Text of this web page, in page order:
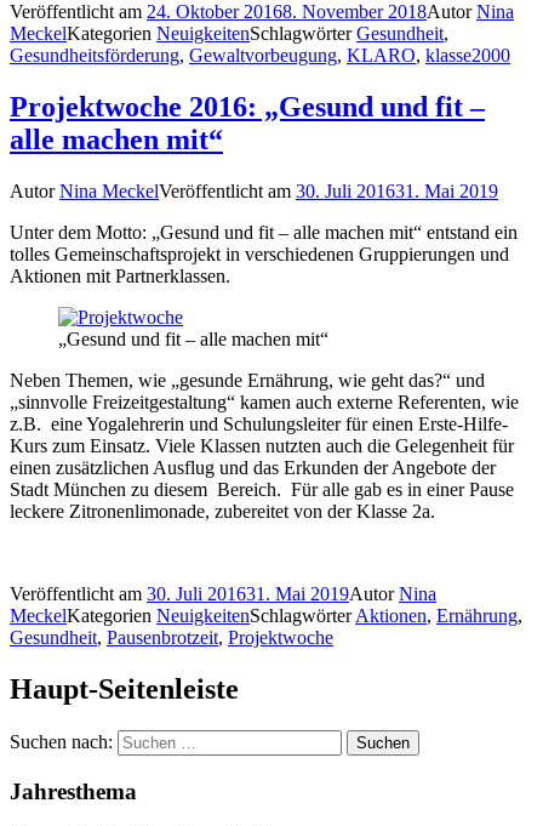
Veröffentlicht am 24. Oktober 20168. November 2018AutorNina
MeckelKategorien NeuigkeitenSchlagwörterGesundheit,
Gesundheitsförderung, Gewaltvorbeugung, KLARO, klasse2000
Projektwoche 2016: „Gesund und fit –
alle machen mit“
AutorNina MeckelVeröffentlicht am 30. Juli 201631. Mai 2019
Unter dem Motto: „Gesund und fit – alle machen mit“ entstand ein
tolles Gemeinschaftsprojekt in verschiedenen Gruppierungen und
Aktionen mit Partnerklassen.
„Gesund und fit – alle machen mit“
Neben Themen, wie „gesunde Ernährung, wie geht das?“ und
„sinnvolle Freizeitgestaltung“ kamen auch externe Referenten, wie
z.B. eine Yogalehrerin und Schulungsleiter für einen Erste-Hilfe-
Kurs zum Einsatz. Viele Klassen nutzten auch die Gelegenheit für
einen zusätzlichen Ausflug und das Erkunden der Angebote der
Stadt München zu diesem Bereich. Für alle gab es in einer Pause
leckere Zitronenlimonade, zubereitet von der Klasse 2a.
Veröffentlicht am 30. Juli 201631. Mai 2019AutorNina
MeckelKategorien NeuigkeitenSchlagwörterAktionen, Ernährung,
Gesundheit, Pausenbrotzeit, Projektwoche
Haupt-Seitenleiste
Suchen nach:
Jahresthema